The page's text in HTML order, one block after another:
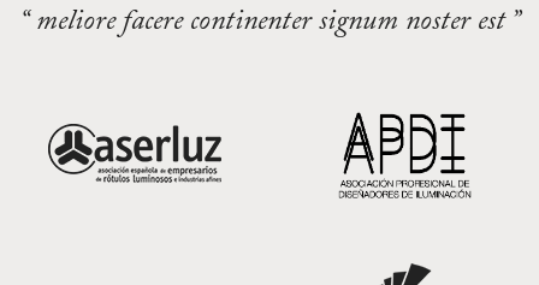
“ meliore facere continenter signum noster est ”